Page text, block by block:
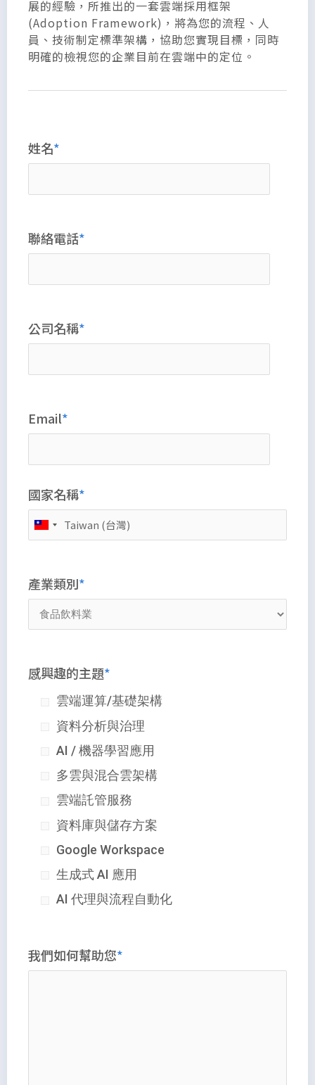
展的經驗，所推出的一套雲端採用框架
(Adoption Framework)，將為您的流程、人
員、技術制定標準架構，協助您實現目標，同時
明確的檢視您的企業目前在雲端中的定位。
姓名
聯絡電話
公司名稱
Email
國家名稱
產業類別
感興趣的主題
雲端運算/基礎架構
資料分析與治理
AI / 機器學習應用
多雲與混合雲架構
雲端託管服務
資料庫與儲存方案
Google Workspace
生成式 AI 應用
AI 代理與流程自動化
我們如何幫助您